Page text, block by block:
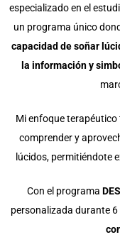
especializado en el
un programa único
capacidad de soñar
la información y
Mi enfoque
comprender y
lúcidos, permitiéndote
Con el programa
personalizada durante